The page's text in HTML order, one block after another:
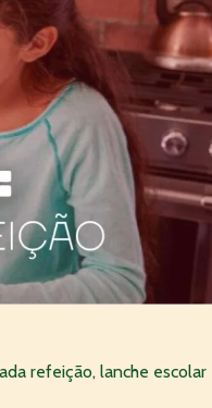
refeição, lanche escolar